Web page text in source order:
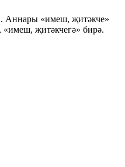
Аннары «имеш, җитәкче»
«имеш, җитәкчегә» бирә.